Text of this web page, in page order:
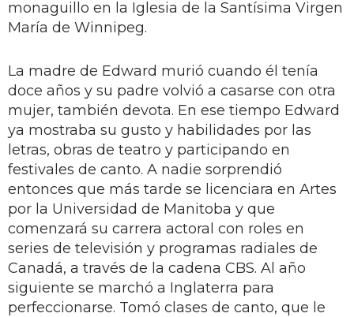
monaguillo en la Iglesia de la Santísima Virgen
María de Winnipeg.
La madre de Edward murió cuando él tenía
doce años y su padre volvió a casarse con otra
mujer, también devota. En ese tiempo Edward
ya mostraba su gusto y habilidades por las
letras, obras de teatro y participando en
festivales de canto. A nadie sorprendió
entonces que más tarde se licenciara en Artes
por la Universidad de Manitoba y que
comenzará su carrera actoral con roles en
series de televisión y programas radiales de
Canadá, a través de la cadena CBS. Al año
siguiente se marchó a Inglaterra para
perfeccionarse. Tomó clases de canto, que le